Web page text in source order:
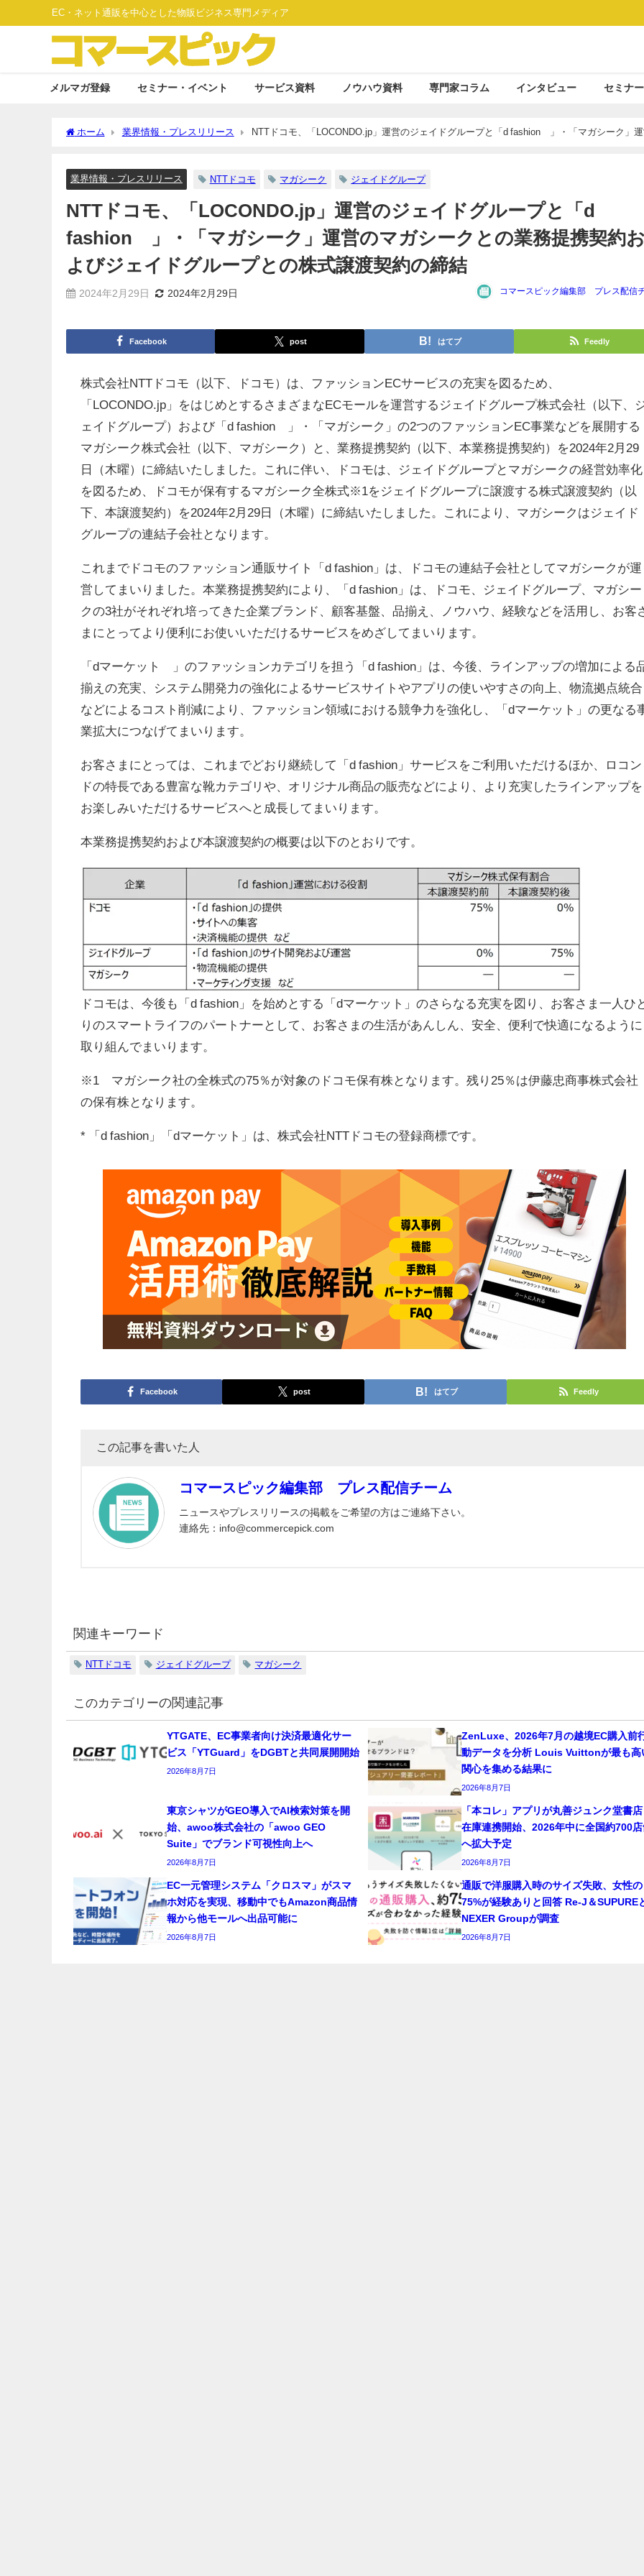
EC・ネット通販を中心とした物販ビジネス専門メディア
メルマガ登録 セミナー・イベント サービス資料 ノウハウ資料 専門家コラム インタビュー セミナ
ホーム 業界情報・プレスリリース
NTTドコモ、「LOCONDO.jp」運営のジェイドグループと「d fashion®」・「マガシーク」
業界情報・プレスリリース NTTドコモ マガシーク ジェイドグループ
NTTドコモ、「LOCONDO.jp」運営のジェイドグループと「d
fashion®」・「マガシーク」運営のマガシークとの業務提携契約
よびジェイドグループとの株式譲渡契約の締結
2024年2月29日 2024年2月29日 コマースピック編集部 プレス配信
Facebook post はてブ Feedly
株式会社NTTドコモ（以下、ドコモ）は、ファッションECサービスの充実を図るため、
「LOCONDO.jp」をはじめとするさまざまなECモールを運営するジェイドグループ株式会社（以下、
ェイドグループ）および「d fashion®」・「マガシーク」の2つのファッションEC事業などを展開する
マガシーク株式会社（以下、マガシーク）と、業務提携契約（以下、本業務提携契約）を2024年2月29
日（木曜）に締結いたしました。これに伴い、ドコモは、ジェイドグループとマガシークの経営効率化
を図るため、ドコモが保有するマガシーク全株式※1をジェイドグループに譲渡する株式譲渡契約（以
下、本譲渡契約）を2024年2月29日（木曜）に締結いたしました。これにより、マガシークはジェイド
グループの連結子会社となります。
これまでドコモのファッション通販サイト「d fashion」は、ドコモの連結子会社としてマガシークが運
営してまいりました。本業務提携契約により、「d fashion」は、ドコモ、ジェイドグループ、マガシー
クの3社がそれぞれ培ってきた企業ブランド、顧客基盤、品揃え、ノウハウ、経験などを活用し、お客
まにとってより便利にお使いいただけるサービスをめざしてまいります。
「dマーケット®」のファッションカテゴリを担う「d fashion」は、今後、ラインアップの増加による
揃えの充実、システム開発力の強化によるサービスサイトやアプリの使いやすさの向上、物流拠点統合
などによるコスト削減により、ファッション領域における競争力を強化し、「dマーケット」の更なる
業拡大につなげてまいります。
お客さまにとっては、これまでどおり継続して「d fashion」サービスをご利用いただけるほか、ロコン
ドの特長である豊富な靴カテゴリや、オリジナル商品の販売などにより、より充実したラインアップを
お楽しみいただけるサービスへと成長してまいります。
本業務提携契約および本譲渡契約の概要は以下のとおりです。
ドコモは、今後も「d fashion」を始めとする「dマーケット」のさらなる充実を図り、お客さま一人ひ
りのスマートライフのパートナーとして、お客さまの生活があんしん、安全、便利で快適になるように
取り組んでまいります。
※1 マガシーク社の全株式の75％が対象のドコモ保有株となります。残り25％は伊藤忠商事株式会社
の保有株となります。
* 「d fashion」「dマーケット」は、株式会社NTTドコモの登録商標です。
Facebook post はてブ Feedly
この記事を書いた人
コマースピック編集部 プレス配信チーム
ニュースやプレスリリースの掲載をご希望の方はご連絡下さい。
連絡先：info@commercepick.com
関連キーワード
NTTドコモ ジェイドグループ マガシーク
の関連記事
YTGATE、EC事業者向け決済最適化サー
ビス「YTGuard」をDGBTと共同展開開始
2026年8月7日
ZenLuxe、2026年7月の越境EC購入前
動データを分析 Louis Vuittonが最も高
関心を集める結果に
2026年8月7日
東京シャツがGEO導入でAI検索対策を開
始、awoo株式会社の「awoo GEO
Suite」でブランド可視性向上へ
2026年8月7日
「本コレ」アプリが丸善ジュンク堂書
在庫連携開始、2026年中に全国約700
へ拡大予定
2026年8月7日
EC一元管理システム「クロスマ」がスマ
ホ対応を実現、移動中でもAmazon商品情
報から他モールへ出品可能に
2026年8月7日
通販で洋服購入時のサイズ失敗、女性の
75%が経験ありと回答 Re-J＆SUPURE
NEXER Groupが調査
2026年8月7日